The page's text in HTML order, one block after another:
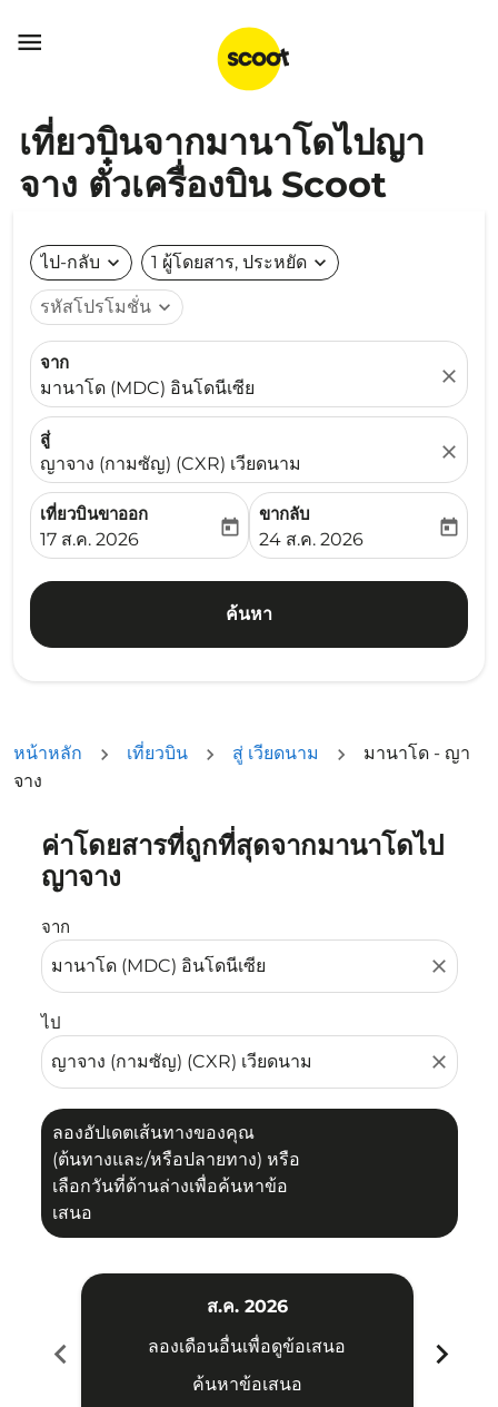

เที่ยวบินจากมานาโดไปญา
จาง ตั๋วเครื่องบิน Scoot
ไป-กลับ expand_more 1 ผู้โดยสาร, ประหยัด expand_more
รหัสโปรโมชั่น expand_more
จาก
มานาโด (MDC) อินโดนีเซีย
close
สู่
ญาจาง (กามซัญ) (CXR) เวียดนาม
close
เที่ยวบินขาออก
fc-booking-departure-date-aria-label
17 ส.ค. 2026
today
ขากลับ
fc-booking-return-date-
24 ส.ค. 2026
today
ค้นหา
หน้าหลัก เที่ยวบิน สู่ เวียดนาม
มานาโด - ญา
จาง
ค่าโดยสารที่ถูกที่สุดจากมานาโดไป
ญาจาง
จาก
close
ไป
close
ลองอัปเดตเส้นทางของคุณ
(ต้นทางและ/หรือปลายทาง) หรือ
เลือกวันที่ด้านล่างเพื่อค้นหาข้อ
เสนอ
ลองอัปเดตเส้นทางของคุณ (ต้นทางและ/หรือปลายทาง) หรื
chevron_left
ส.ค. 2026
ลองเดือนอื่นเพื่อดูข้อเสนอ
ค้นหาข้อเสนอ
chevron_right